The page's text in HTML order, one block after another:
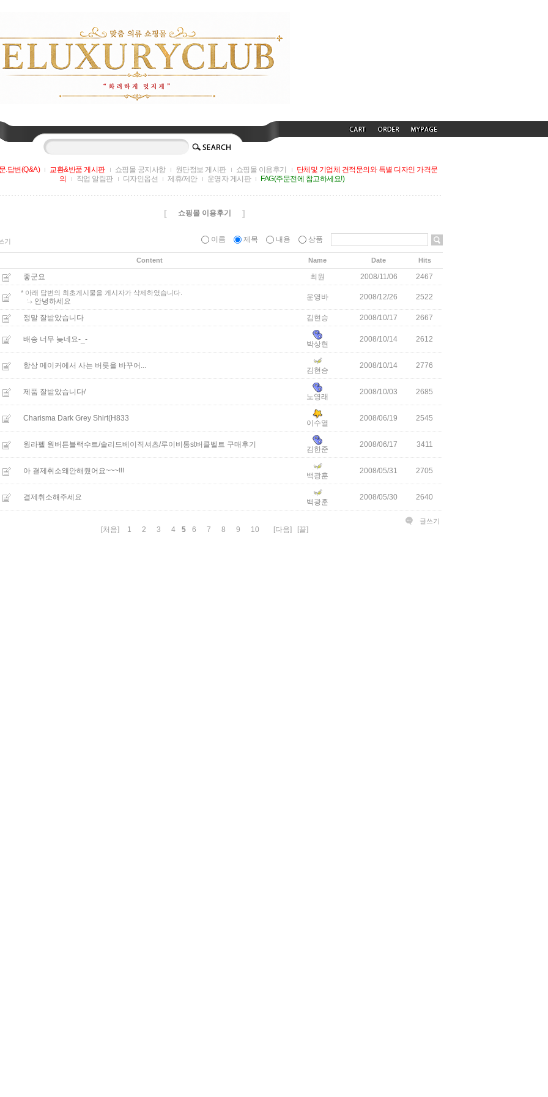
.답변(Q&A) 교환&반품 게시판 쇼핑몰 공지사항 원단정보 게시판 쇼핑몰 이용후기
단체및 기업체 견적문의와 특별 디자인 가격문
의
작업 알림판 디자인옵션 제휴/제안 운영자 게시판 FAG(주문전에 참고하세요!)
[ 쇼핑몰 이용후기 ]
기 이름 제목 내용 상품
Content Name Date Hits
좋군요 최원 2008/11/06 2467
* 아래 답변의 최초게시물을 게시자가 삭제하였습니다.
안녕하세요
운영바 2008/12/26 2522
정말 잘받았습니다 김현승 2008/10/17 2667
배송 너무 늦네요-_-
박상현
2008/10/14 2612
항상 메이커에서 사는 버릇을 바꾸어...
김현승
2008/10/14 2776
제품 잘받았습니다/
노영래
2008/10/03 2685
Charisma Dark Grey Shirt(H833
이수열
2008/06/19 2545
윙라펠 원버튼블랙수트/솔리드베이직셔츠/루이비통st버클벨트 구매후기
김한준
2008/06/17 3411
아 결제취소왜안해줬어요~~~!!!
백광훈
2008/05/31 2705
결제취소해주세요
백광훈
2008/05/30 2640
글쓰기
[처음] 1 2 3 4 5 6 7 8 9 10 [다음] [끝]